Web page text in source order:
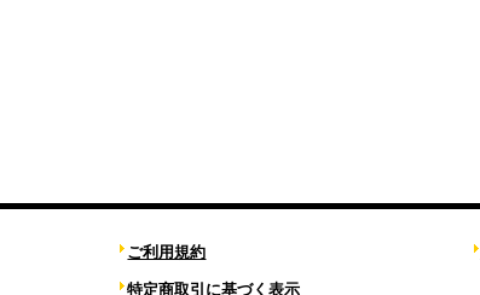
ご利用規約
特定商取引に基づく表示